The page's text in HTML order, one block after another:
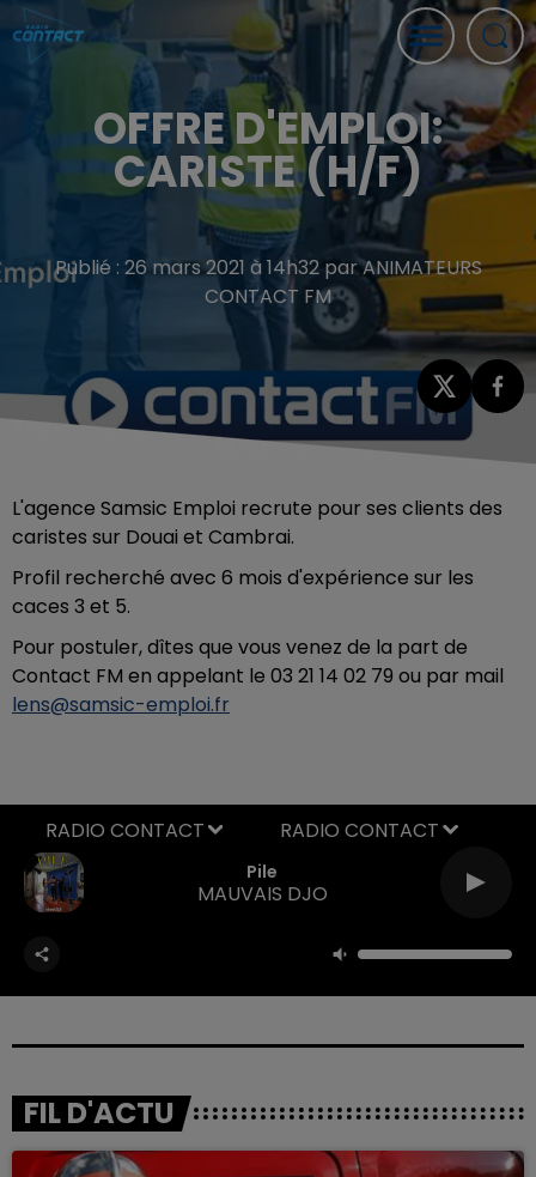
OFFRE D'EMPLOI:
CARISTE (H/F)
Publié : 26 mars 2021 à 14h32 par ANIMATEURS
CONTACT FM
L'agence Samsic Emploi recrute pour ses clients des
caristes sur Douai et Cambrai.
Profil recherché avec 6 mois d'expérience sur les
caces 3 et 5.
Pour postuler, dîtes que vous venez de la part de
Contact FM en appelant le 03 21 14 02 79 ou par mail
lens@samsic-emploi.fr
Pile
MAUVAIS DJO
RADIO CONTACT
FIL D'ACTU